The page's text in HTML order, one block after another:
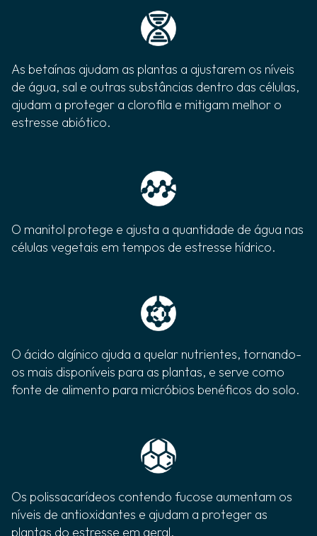
As betaínas ajudam as plantas a ajustarem os níveis
de água, sal e outras substâncias dentro das células,
ajudam a proteger a clorofila e mitigam melhor o
estresse abiótico.
O manitol protege e ajusta a quantidade de água nas
células vegetais em tempos de estresse hídrico.
O ácido algínico ajuda a quelar nutrientes, tornando-
os mais disponíveis para as plantas, e serve como
fonte de alimento para micróbios benéficos do solo.
Os polissacarídeos contendo fucose aumentam os
níveis de antioxidantes e ajudam a proteger as
plantas do estresse em geral.